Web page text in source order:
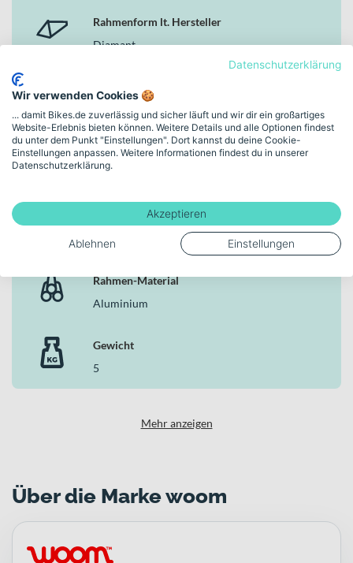
Anodisierte Alu-Sattelstütze mit integrierter Führung im
Sattelrohr
Warum dieses Bike in der Kategorie Kinderfahrräder
überzeugt
Als durchdachtes Fahrrad für junge Einsteiger verbindet es ein
geringes Gewicht von 5 kg mit einem robusten Aluminiumrahmen,
gut kontrollierbaren V-Brakes und einer kindgerecht abgestimmten
Geometrie mit 14 Zoll Laufrädern. Damit erhältst du ein stimmiges
Rahmenform lt. Hersteller
Diamant
woom green
Rahmenhöhe
Onesize | (14")
V-Brake
Rahmen-Material
Aluminium
Gewicht
5
Mehr anzeigen
Über die Marke woom
Datenschutzerklärung
Wir verwenden Cookies 🍪
... damit Bikes.de zuverlässig und sicher läuft und wir dir ein großartiges
Website-Erlebnis bieten können. Weitere Details und alle Optionen findest
du unter dem Punkt "Einstellungen". Dort kannst du deine Cookie-
Einstellungen anpassen. Weitere Informationen findest du in unserer
Datenschutzerklärung.
Akzeptieren
Ablehnen Einstellungen